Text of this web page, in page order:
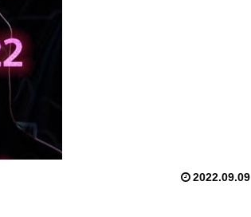
2022.09.09